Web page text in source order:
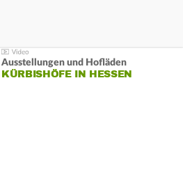
Ausstellungen und Hofläden
KÜRBISHÖFE IN HESSEN